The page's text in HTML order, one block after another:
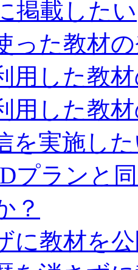
掲載したい
った教材
用した教
用した教
を実施し
プランと
？
に教材を